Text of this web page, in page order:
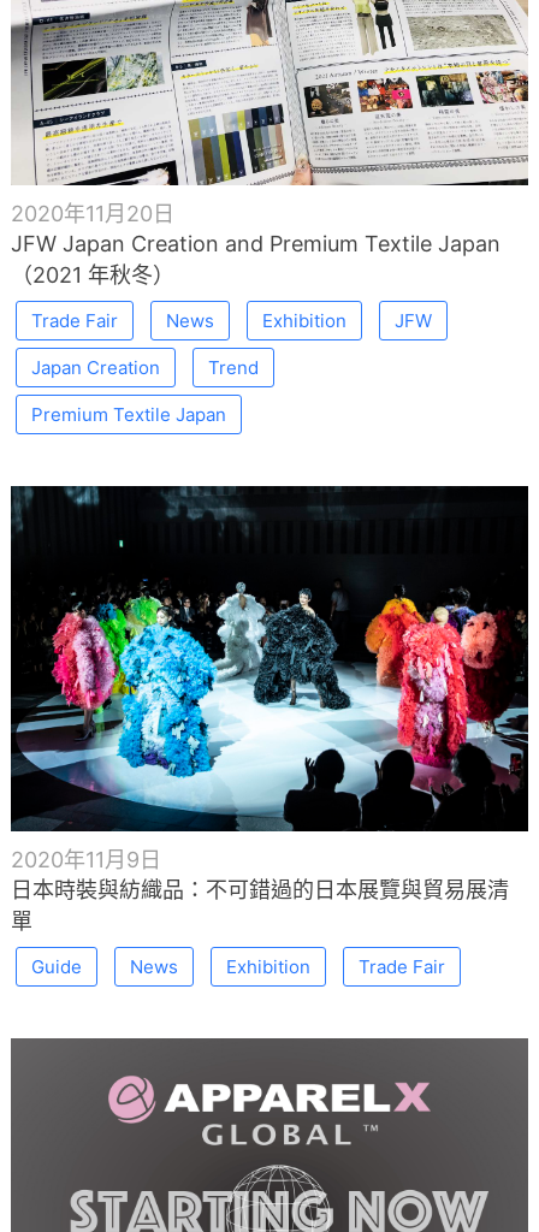
2020年11月20日
JFW Japan Creation and Premium Textile Japan
（2021 年秋冬）
Trade Fair News Exhibition JFW
Japan Creation Trend
Premium Textile Japan
2020年11月9日
日本時裝與紡織品：不可錯過的日本展覽與貿易展清
單
Guide News Exhibition Trade Fair